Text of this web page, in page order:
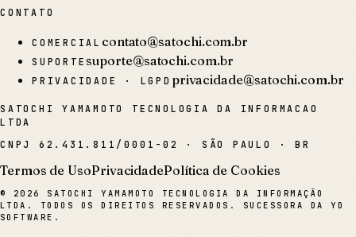
CONTATO
COMERCIAL contato@satochi.com.br
SUPORTEsuporte@satochi.com.br
PRIVACIDADE · LGPD privacidade@satochi.com.br
SATOCHI YAMAMOTO TECNOLOGIA DA INFORMACAO
LTDA
CNPJ 62.431.811/0001-02 · SÃO PAULO · BR
Termos de UsoPrivacidadePolítica de Cookies
© 2026
SATOCHI YAMAMOTO TECNOLOGIA DA INFORMAÇÃO
LTDA. TODOS OS DIREITOS RESERVADOS. SUCESSORA DA YD
SOFTWARE.